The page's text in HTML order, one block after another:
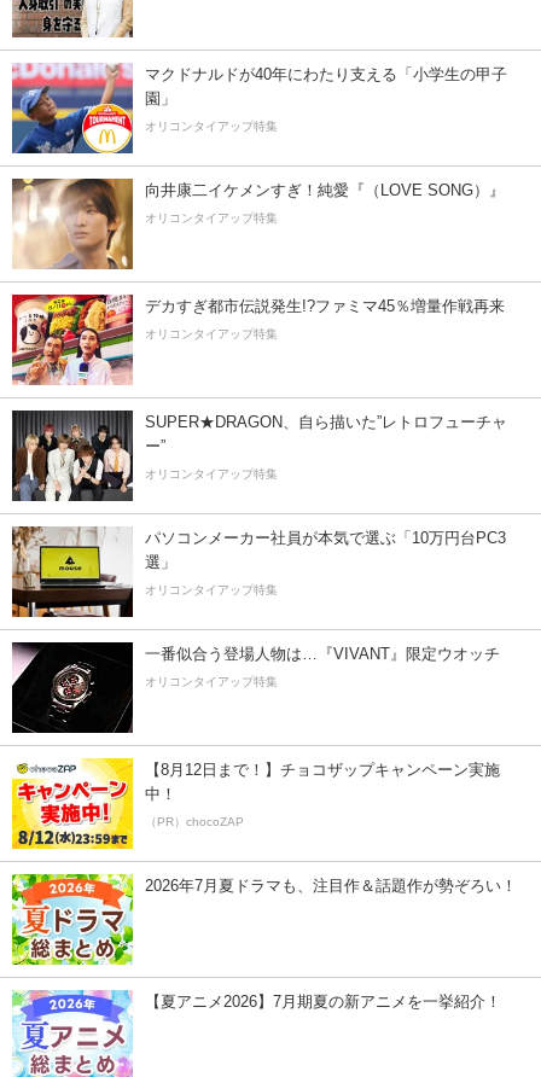
マクドナルドが40年にわたり支える「小学生の甲子
園」
オリコンタイアップ特集
向井康二イケメンすぎ！純愛『（LOVE SONG）』
オリコンタイアップ特集
デカすぎ都市伝説発生!?ファミマ45％増量作戦再来
オリコンタイアップ特集
SUPER★DRAGON、自ら描いた”レトロフューチャ
ー”
オリコンタイアップ特集
パソコンメーカー社員が本気で選ぶ「10万円台PC3
選」
オリコンタイアップ特集
一番似合う登場人物は…『VIVANT』限定ウオッチ
オリコンタイアップ特集
【8月12日まで！】チョコザップキャンペーン実施
中！
（PR）chocoZAP
2026年7月夏ドラマも、注目作＆話題作が勢ぞろい！
【夏アニメ2026】7月期夏の新アニメを一挙紹介！